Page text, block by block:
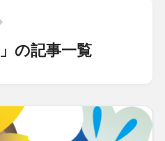
の記事一覧